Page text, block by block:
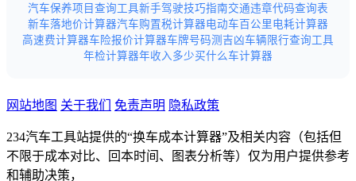
汽车保养项目查询工具新手驾驶技巧指南交通违章代码查询表
新车落地价计算器汽车购置税计算器电动车百公里电耗计算器
高速费计算器车险报价计算器车牌号码测吉凶车辆限行查询工具
年检计算器年收入多少买什么车计算器
网站地图 关于我们 免责声明 隐私政策
234汽车工具站提供的“换车成本计算器”及相关内容（包括但
不限于成本对比、回本时间、图表分析等）仅为用户提供参考
和辅助决策，